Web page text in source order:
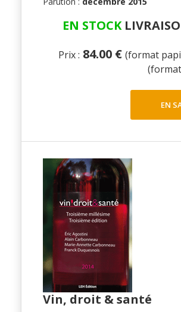
EN STOCK
Prix : 84.00 € (format
EN
Vin, droit & santé